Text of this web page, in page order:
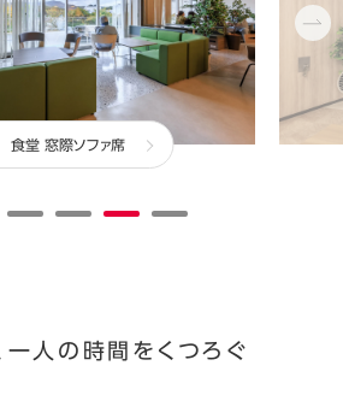
食堂 窓際ソファ席
一人の時間をくつろぐ